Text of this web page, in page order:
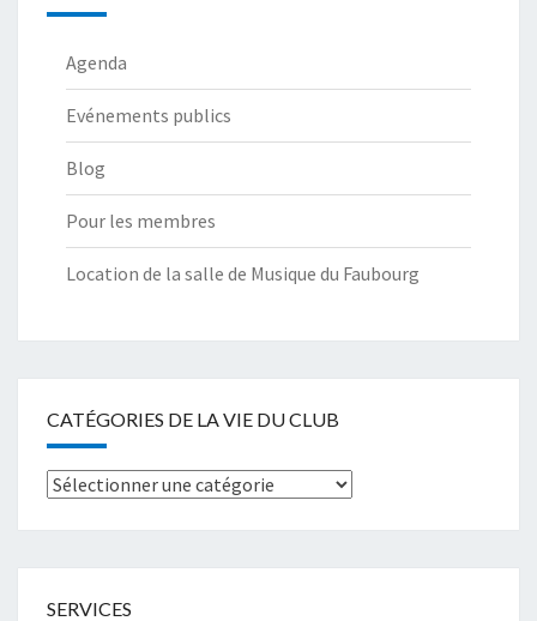
Agenda
Evénements publics
Blog
Pour les membres
Location de la salle de Musique du Faubourg
CATÉGORIES DE LA VIE DU CLUB
Catégories
du
SERVICES